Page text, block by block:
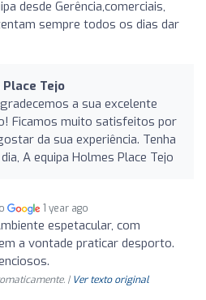
desde Gerência,comerciais,
sempre todos os dias dar
Tejo
a sua excelente
Ficamos muito satisfeitos por
da sua experiência. Tenha
A equipa Holmes Place Tejo
1 year ago
espetacular, com
a vontade praticar desporto.
| Ver texto original